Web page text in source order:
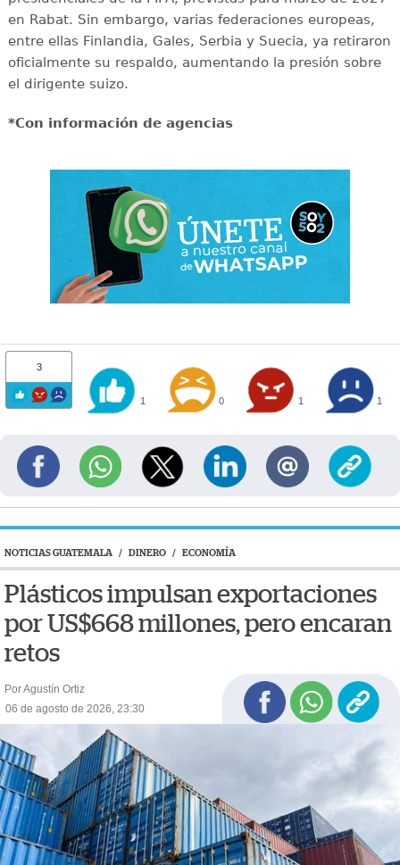
en Rabat. Sin embargo, varias federaciones europeas,
entre ellas Finlandia, Gales, Serbia y Suecia, ya retiraron
oficialmente su respaldo, aumentando la presión sobre
el dirigente suizo.
*Con información de agencias
3
1 0 1 1
NOTICIAS GUATEMALA / DINERO / ECONOMÍA
Plásticos impulsan exportaciones
por US$668 millones, pero encaran
retos
Por Agustín Ortiz
06 de agosto de 2026, 23:30